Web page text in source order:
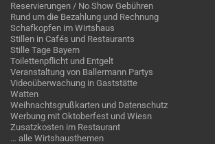
Reservierungen / No Show Gebühren
Rund um die Bezahlung und Rechnung
Schafkopfen im Wirtshaus
Stillen in Cafés und Restaurants
Stille Tage Bayern
Toilettenpflicht und Entgelt
Veranstaltung von Ballermann Partys
Videoüberwachung in Gaststätte
Watten
Weihnachtsgrußkarten und Datenschutz
Werbung mit Oktoberfest und Wiesn
Zusatzkosten im Restaurant
… alle Wirtshausthemen